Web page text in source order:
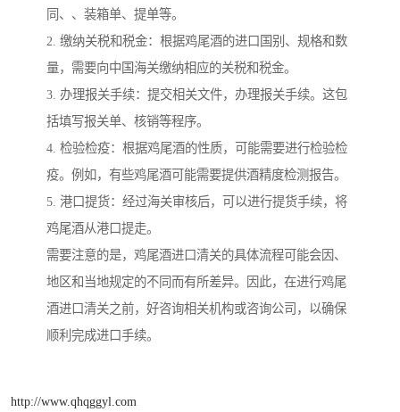
同、、装箱单、提单等。
2. 缴纳关税和税金：根据鸡尾酒的进口国别、规格和数
量，需要向中国海关缴纳相应的关税和税金。
3. 办理报关手续：提交相关文件，办理报关手续。这包
括填写报关单、核销等程序。
4. 检验检疫：根据鸡尾酒的性质，可能需要进行检验检
疫。例如，有些鸡尾酒可能需要提供酒精度检测报告。
5. 港口提货：经过海关审核后，可以进行提货手续，将
鸡尾酒从港口提走。
需要注意的是，鸡尾酒进口清关的具体流程可能会因、
地区和当地规定的不同而有所差异。因此，在进行鸡尾
酒进口清关之前，好咨询相关机构或咨询公司，以确保
顺利完成进口手续。
http://www.qhqggyl.com